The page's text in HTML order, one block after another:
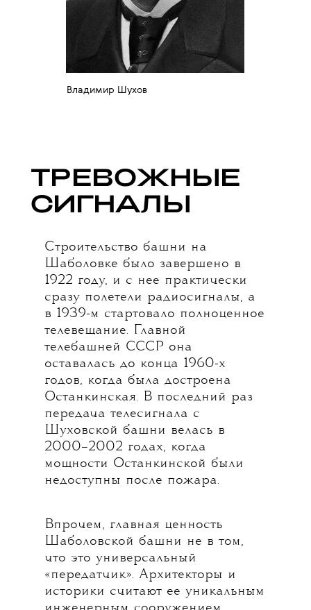
Владимир Шухов
ТРЕВОЖНЫЕ
СИГНАЛЫ
Строительство башни на
Шаболовке было завершено в
1922 году, и с нее практически
сразу полетели радиосигналы, а
в 1939-м стартовало полноценное
телевещание. Главной
телебашней СССР она
оставалась до конца 1960-х
годов, когда была достроена
Останкинская. В последний раз
передача телесигнала с
Шуховской башни велась в
2000–2002 годах, когда
мощности Останкинской были
недоступны после пожара.
Впрочем, главная ценность
Шаболовской башни не в том,
что это универсальный
«передатчик». Архитекторы и
историки считают ее уникальным